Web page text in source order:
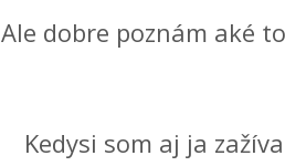
Ale dobre poznám aké
Kedysi som aj ja